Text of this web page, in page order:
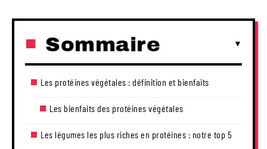
Sommaire
Les protéines végétales : définition et bienfaits
Les bienfaits des protéines végétales
Les légumes les plus riches en protéines : notre top 5